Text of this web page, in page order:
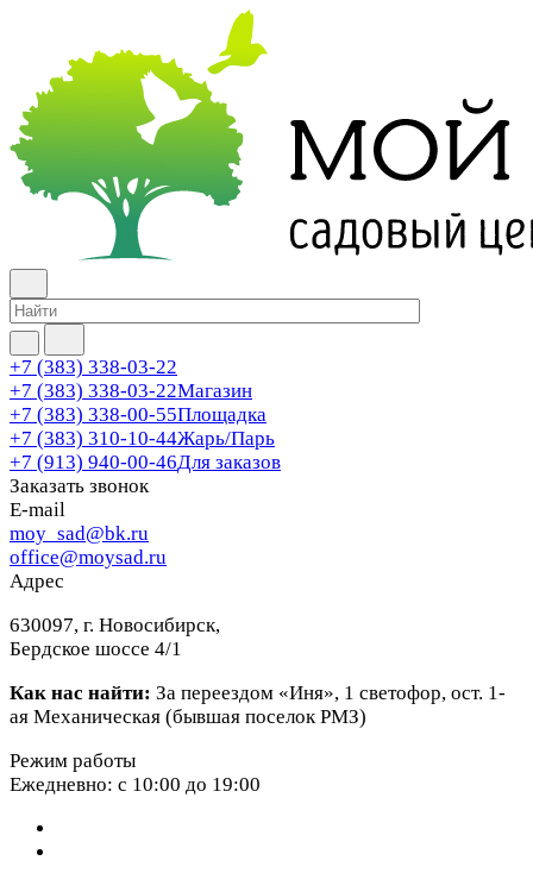
+7 (383) 338-03-22
+7 (383) 338-03-22Магазин
+7 (383) 338-00-55Площадка
+7 (383) 310-10-44Жарь/Парь
+7 (913) 940-00-46Для заказов
Заказать звонок
E-mail
moy_sad@bk.ru
office@moysad.ru
Адрес
630097, г. Новосибирск,
Бердское шоссе 4/1
Как нас найти: За переездом «Иня», 1 светофор, ост. 1-
ая Механическая (бывшая поселок РМЗ)
Режим работы
Ежедневно: с 10:00 до 19:00